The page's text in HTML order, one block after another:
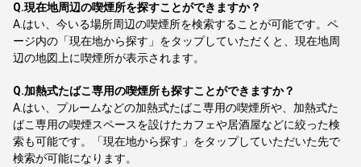
Q.現在地周辺の喫煙所を探すことができますか？
A. はい、今いる場所周辺の喫煙所を検索することが可能です。ペ
ージ内の「現在地から探す」をタップしていただくと、現在地周
辺の地図上に喫煙所が表示されます。
Q.加熱式たばこ専用の喫煙所も探すことができますか？
A. はい、プルームなどの加熱式たばこ専用の喫煙所や、加熱式た
ばこ専用の喫煙スペースを設けたカフェや居酒屋などに絞った検
索も可能です。「現在地から探す」をタップしていただいた先で
検索が可能になります。